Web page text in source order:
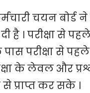
चयन बोर्ड
। परीक्षा से
पास परीक्षा से
के लेवल और
प्राप्त कर सके ।